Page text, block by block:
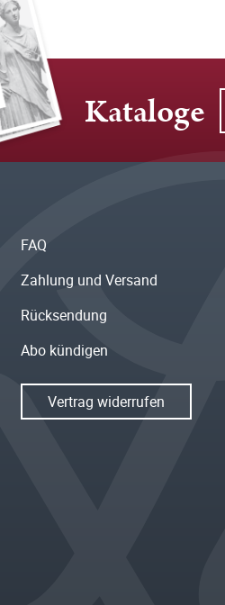
Kataloge
FAQ
Zahlung und Versand
Rücksendung
Abo kündigen
Vertrag widerrufen